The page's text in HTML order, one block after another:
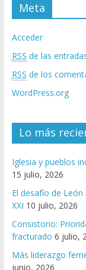
Meta
Acceder
RSS de las
RSS de los
WordPress.org
Lo más
Iglesia y pueblos
15 julio, 2026
El desafío de León
XXI 10 julio, 2026
Consistorio:
fracturado 6 julio,
Más liderazgo
junio, 2026